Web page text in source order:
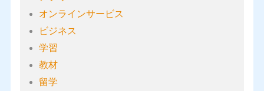
オンラインサービス
ビジネス
学習
教材
留学